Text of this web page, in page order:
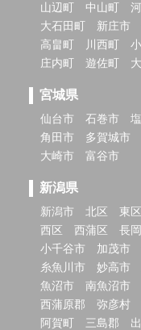
山辺町
中山町
大石田町
新庄市
高畠町
川西町
庄内町
遊佐町
宮城県
仙台市 石巻市
角田市
多賀城市
大崎市
富谷市
新潟県
新潟市 北区 東区
西区
西蒲区 長
小千谷市
加茂市
糸魚川市
妙高市
魚沼市
南魚沼市
西蒲原郡
弥彦村
阿賀町
三島郡